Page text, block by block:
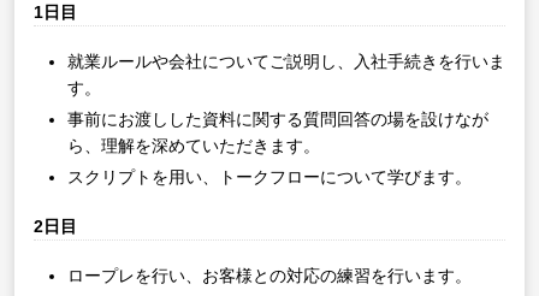
1日目
就業ルールや会社についてご説明し、入社手続きを行いま
す。
事前にお渡しした資料に関する質問回答の場を設けなが
ら、理解を深めていただきます。
スクリプトを用い、トークフローについて学びます。
2日目
ロープレを行い、お客様との対応の練習を行います。